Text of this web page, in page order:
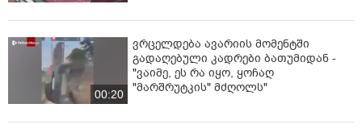
00:20
ვრცელდება ავარიის მომენტში
გადაღებული კადრები ბათუმიდან -
"ვაიმე, ეს რა იყო, ყოჩაღ
"მარშრუტკის" მძღოლს"